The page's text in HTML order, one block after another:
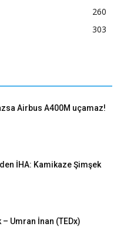
260
303
Airbus A400M uçamaz!
İHA: Kamikaze Şimşek
Umran İnan (TEDx)